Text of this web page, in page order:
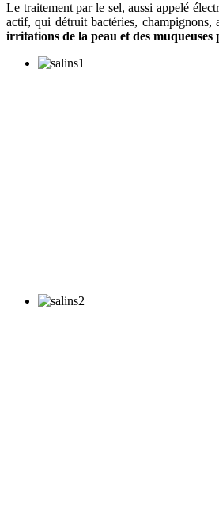
Le traitement par le sel, aussi appelé
actif, qui détruit bactéries, champignons,
irritations de la peau et des muqueuses